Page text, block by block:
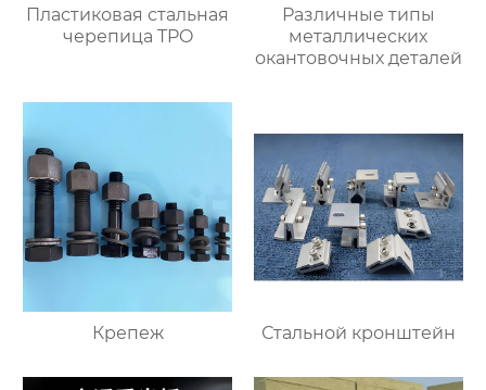
Пластиковая стальная
черепица TPO
Различные типы
металлических
окантовочных деталей
Крепеж Стальной кронштейн